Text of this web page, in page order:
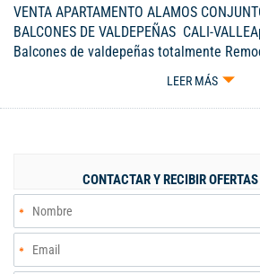
VENTA APARTAMENTO ALAMOS
BALCONES DE VALDEPEÑAS CALI-
Balcones de valdepeñas totalmente
piso sin ascensor, Remodelado, Moderno
con persianas, Lámparas modernas, Sala,
Cocina semi-integral Estufa con horno, 2
juegos, Salón social, Parqueadero
toda la 70, Excelentes vías de acceso,
Fresco, Iluminado, Zona oficios, Vigilancia
basura.
LEER MÁS
CONTACTAR Y RECIBIR